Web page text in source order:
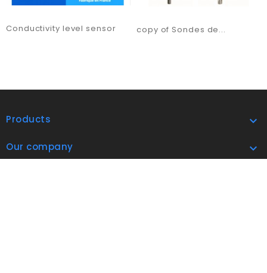
Conductivity level sensor copy of Sondes de...
Products 
Our company 